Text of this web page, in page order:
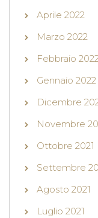
Aprile 2022
Marzo 2022
Febbraio
Gennaio 2022
Dicembre
Novembre
Ottobre 2021
Settembre
Agosto 2021
Luglio 2021